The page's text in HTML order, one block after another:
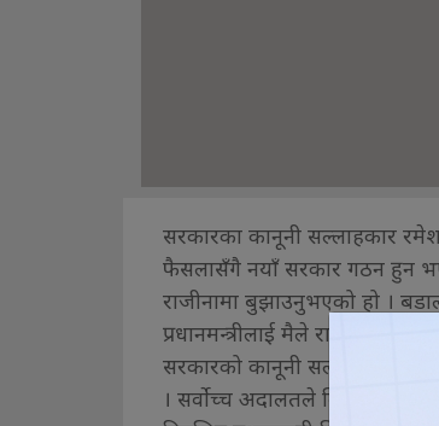
सरकारका कानूनी सल्लाहकार
फैसलासँगै नयाँ सरकार गठन हुन
राजीनामा बुझाउनुभएको हो ।
प्रधानमन्त्रीलाई मैले राजीनामा बुझाएँ
सरकारको कानूनी सल्लाहकारका
। सर्वोच्च अदालतले विपक्षी